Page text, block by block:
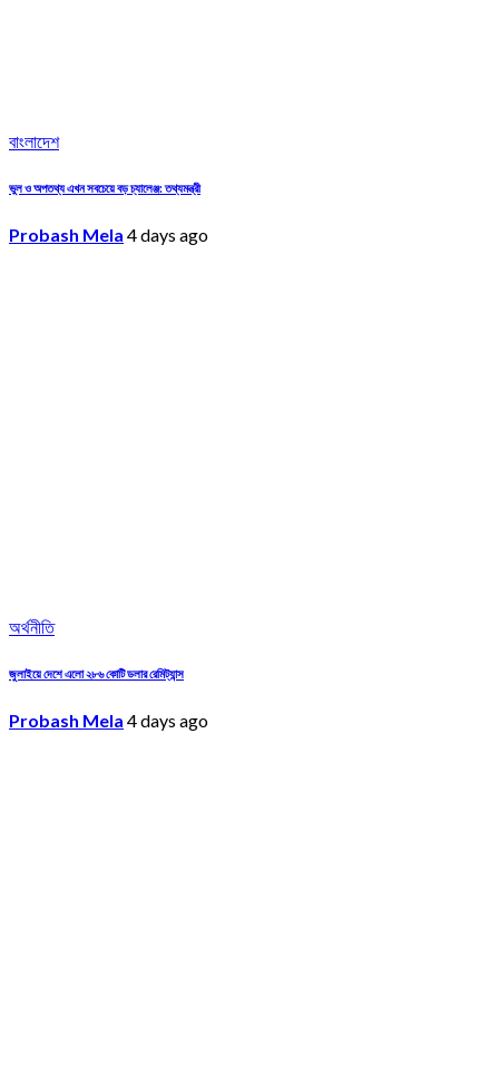
বাংলাদেশ
ভুল ও অপতথ্য এখন সবচেয়ে বড় চ্যালেঞ্জ: তথ্যমন্ত্রী
Probash Mela 4 days ago
অর্থনীতি
জুলাইয়ে দেশে এলো ২৮৬ কোটি ডলার রেমিট্যান্স
Probash Mela 4 days ago